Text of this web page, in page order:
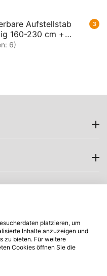
3
Aufstellstab
160-230 cm +
6)
platzieren, um
Inhalte anzuzeigen und
zu bieten. Für weitere
Cookies öffnen Sie die